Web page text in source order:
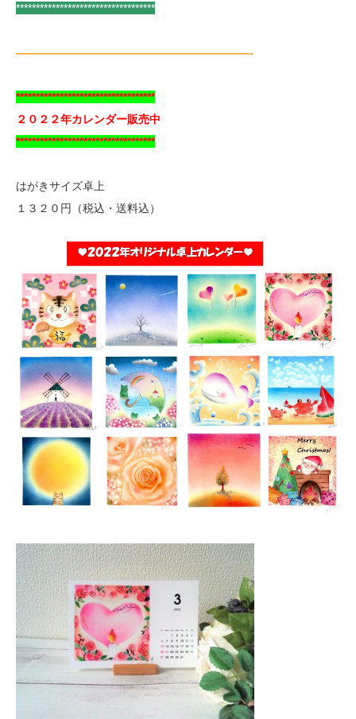
***********************************
—————————————————————-
***********************************
２０２２年カレンダー販売中
***********************************
はがきサイズ卓上
１３２０円（税込・送料込）